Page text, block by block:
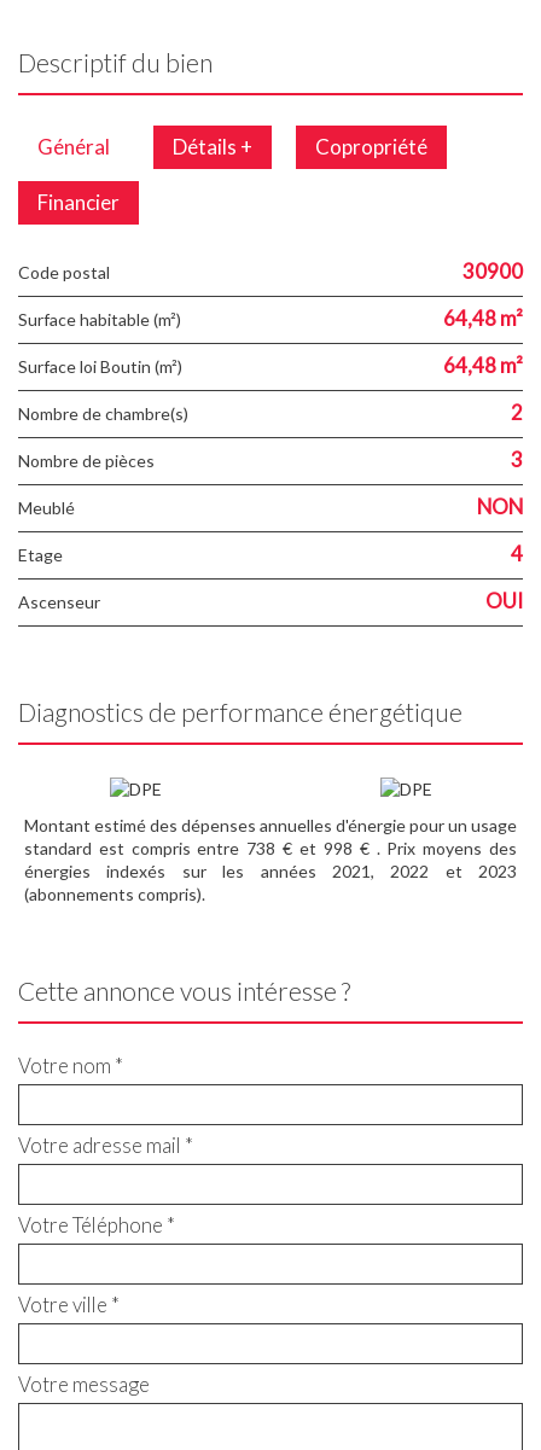
Descriptif du bien
Général Détails + Copropriété
Financier
Code postal 30900
Surface habitable (m²) 64,48 m²
Surface loi Boutin (m²) 64,48 m²
Nombre de chambre(s) 2
Nombre de pièces 3
Meublé NON
Etage 4
Ascenseur OUI
Diagnostics de performance énergétique
Montant estimé des dépenses annuelles d'énergie pour un usage
standard est compris entre 738 € et 998 € . Prix moyens des
énergies indexés sur les années 2021, 2022 et 2023
(abonnements compris).
Cette annonce vous intéresse ?
Votre nom *
Votre adresse mail *
Votre Téléphone *
Votre ville *
Votre message